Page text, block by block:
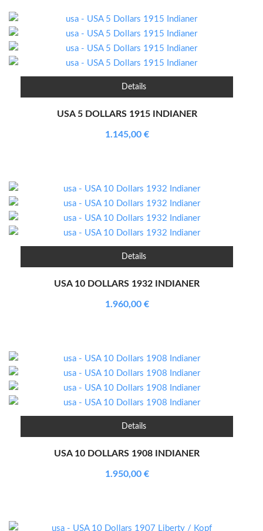
Details
USA 5 DOLLARS 1915 INDIANER
1.145,00 €
Details
USA 10 DOLLARS 1932 INDIANER
1.960,00 €
Details
USA 10 DOLLARS 1908 INDIANER
1.950,00 €